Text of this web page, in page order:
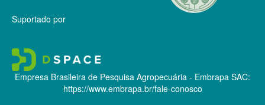
Suportado por
Empresa Brasileira de Pesquisa Agropecuária - Embrapa SAC:
https://www.embrapa.br/fale-conosco